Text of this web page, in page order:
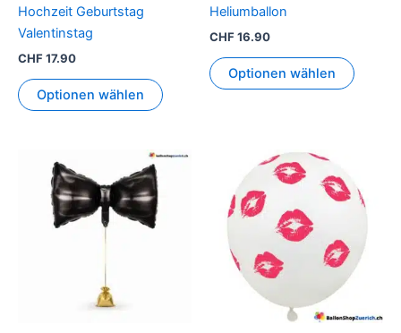
Hochzeit Geburtstag
Valentinstag
CHF17.90
Optionen wählen
Heliumballon
CHF16.90
Optionen wählen